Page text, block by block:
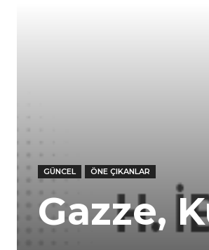
GÜNCEL ÖNE ÇIKANLAR
Gazze,